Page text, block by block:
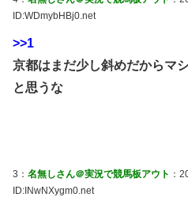
ID:WDmybHBj0.net
>>1
京都はまだ少し斜めだからマ
と思うな
3： 名無しさん＠実況で競馬板アウト ：
ID:INwNXygm0.net